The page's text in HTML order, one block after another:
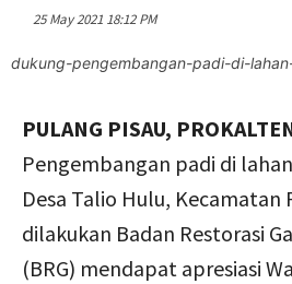
25 May 2021 18:12 PM
dukung-pengembangan-padi-di-
PULANG PISAU,
Pengembangan padi di
Desa Talio Hulu, Kecamatan
dilakukan Badan Restorasi
(BRG) mendapat apresiasi